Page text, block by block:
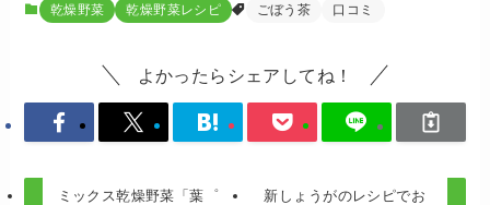
乾燥野菜 乾燥野菜レシピ ごぼう茶 口コミ
よかったらシェアしてね！
ミックス乾燥野菜「葉゜
新しょうがのレシピでお